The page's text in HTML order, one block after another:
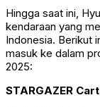
Hingga saat ini,
kendaraan yang
Indonesia. Berikut
masuk ke dalam
2025:
STARGAZER